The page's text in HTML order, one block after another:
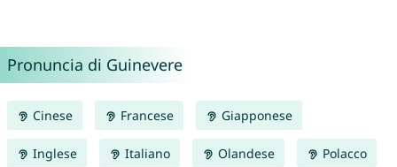
Pronuncia di Guinevere
Cinese Francese Giapponese
Inglese Italiano Olandese Polacco